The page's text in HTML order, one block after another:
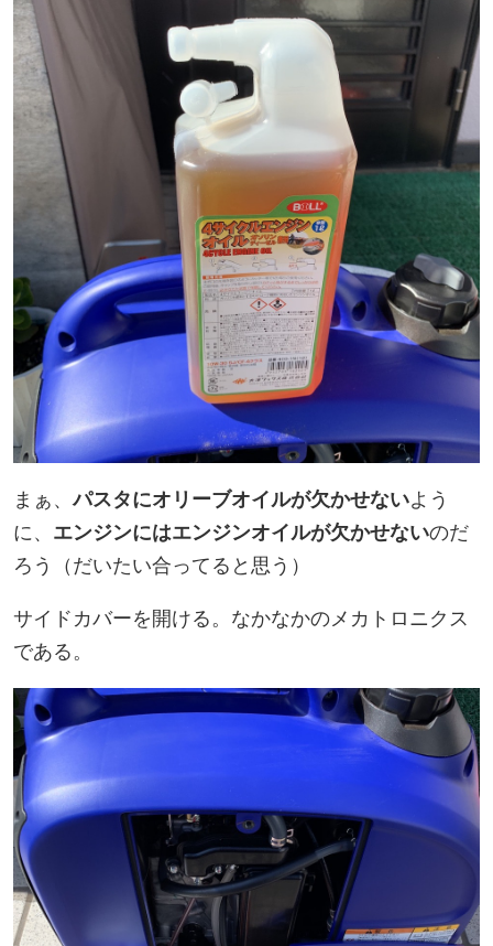
まぁ、パスタにオリーブオイルが欠かせないよう
に、 エンジンにはエンジンオイルが欠かせないのだ
ろう（だいたい合ってると思う）
サイドカバーを開ける。なかなかのメカトロニクス
である。